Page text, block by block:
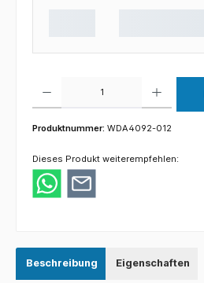
Produktnummer: WDA4092-012
Dieses Produkt weiterempfehlen:
Beschreibung Eigenschaften